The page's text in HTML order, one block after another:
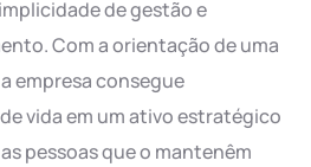
de gestão e
Com a orientação de uma
empresa consegue
vida em um ativo estratégico
pessoas que o mantenêm